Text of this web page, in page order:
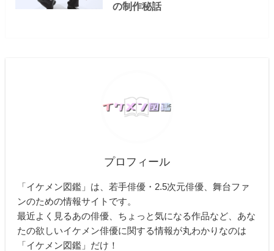
の制作秘話
プロフィール
「イケメン図鑑」は、若手俳優・2.5次元俳優、舞台ファ
ンのための情報サイトです。
最近よく見るあの俳優、ちょっと気になる作品など、あな
たの欲しいイケメン俳優に関する情報が丸わかりなのは
「イケメン図鑑」だけ！